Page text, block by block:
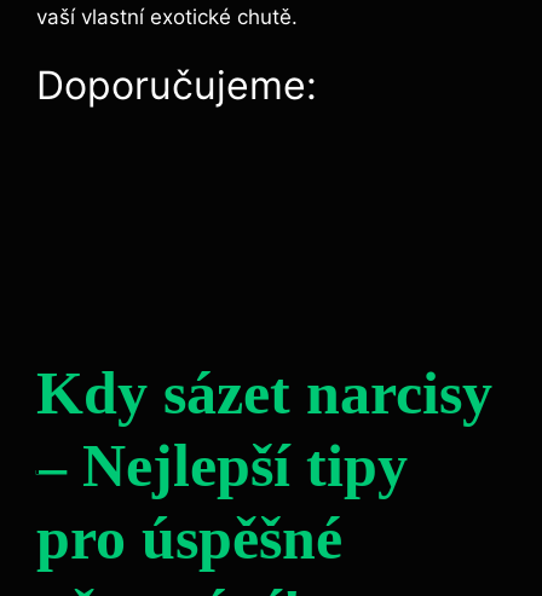
vaší vlastní exotické chutě.
Doporučujeme:
Kdy sázet narcisy
– Nejlepší tipy
pro úspěšné